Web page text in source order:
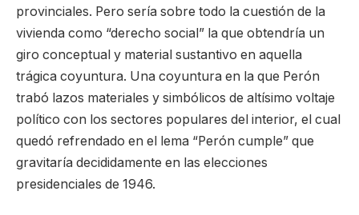
provinciales. Pero sería sobre todo la cuestión de la
vivienda como “derecho social” la que obtendría un
giro conceptual y material sustantivo en aquella
trágica coyuntura. Una coyuntura en la que Perón
trabó lazos materiales y simbólicos de altísimo voltaje
político con los sectores populares del interior, el cual
quedó refrendado en el lema “Perón cumple” que
gravitaría decididamente en las elecciones
presidenciales de 1946.